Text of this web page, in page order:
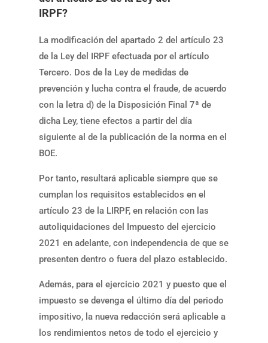
IRPF?
La modificación del apartado 2 del artículo 23
de la Ley del IRPF efectuada por el artículo
Tercero. Dos de la Ley de medidas de
prevención y lucha contra el fraude, de acuerdo
con la letra d) de la Disposición Final 7ª de
dicha Ley, tiene efectos a partir del día
siguiente al de la publicación de la norma en el
BOE.
Por tanto, resultará aplicable siempre que se
cumplan los requisitos establecidos en el
artículo 23 de la LIRPF, en relación con las
autoliquidaciones del Impuesto del ejercicio
2021 en adelante, con independencia de que se
presenten dentro o fuera del plazo establecido.
Además, para el ejercicio 2021 y puesto que el
impuesto se devenga el último día del periodo
impositivo, la nueva redacción será aplicable a
los rendimientos netos de todo el ejercicio y